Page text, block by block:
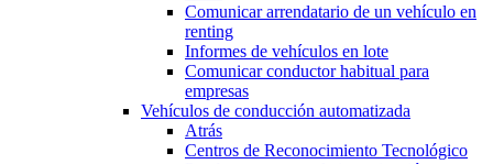
Comunicar arrendatario de un vehículo en
renting
Informes de vehículos en lote
Comunicar conductor habitual para
empresas
Vehículos de conducción automatizada
Atrás
Centros de Reconocimiento Tecnológico